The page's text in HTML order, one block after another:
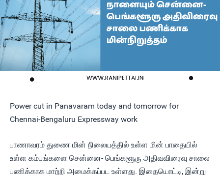
Power cut in Panavaram today and tomorrow for
Chennai-Bengaluru Expressway work
பாணாவரம் துணை மின் நிலையத்தில் உள்ள மின் பாதையில்
உள்ள கம்பங்களை சென்னை- பெங்களூரு அதிவவிரைவு சாலை
பணிக்காக மாற்றி அமைக்கப்பட உள்ளது. இதையொட்டி, இன்று